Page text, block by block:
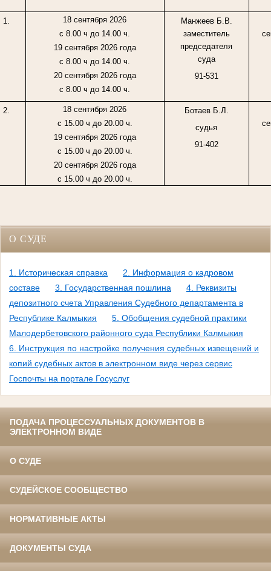
1.
18 сентября 2026
с 8.00 ч до 14.00 ч.
19 сентября 2026 года
с 8.00 ч до 14.00 ч.
20 сентября 2026 года
с 8.00 ч до 14.00 ч.
Манжеев Б.В.
заместитель
председателя
суда
91-531
2.
18 сентября 2026
с 15.00 ч до 20.00 ч.
19 сентября 2026 года
с 15.00 ч до 20.00 ч.
20 сентября 2026 года
с 15.00 ч до 20.00 ч.
Ботаев Б.Л.
судья
91-402
О СУДЕ
1. Историческая справка
2. Информация о кадровом
составе
3. Государственная пошлина
4. Реквизиты
депозитного счета Управления Судебного департамента в
Республике Калмыкия
5. Обобщения судебной практики
Малодербетовского районного суда Республики Калмыкия
6. Инструкция по настройке получения судебных извещений и
копий судебных актов в электронном виде через сервис
Госпочты на портале Госуслуг
ПОДАЧА ПРОЦЕССУАЛЬНЫХ ДОКУМЕНТОВ В
ЭЛЕКТРОННОМ ВИДЕ
О СУДЕ
СУДЕЙСКОЕ СООБЩЕСТВО
НОРМАТИВНЫЕ АКТЫ
ДОКУМЕНТЫ СУДА